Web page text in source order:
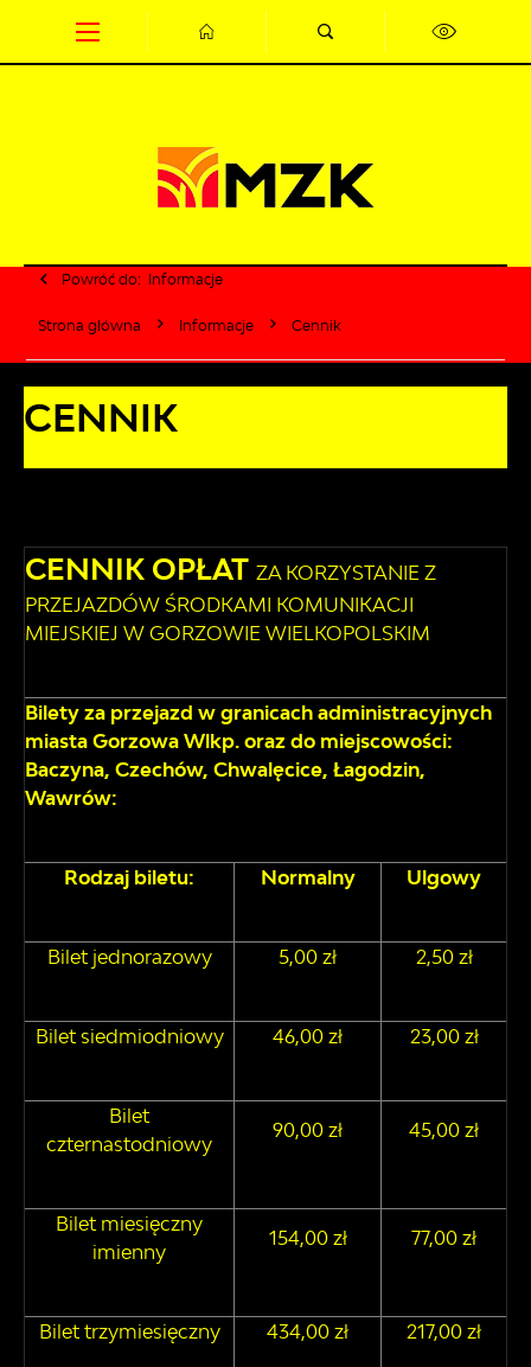
Przejdź do wyszukiwarki.
Przejdź do ustawień wielkości czcionki.
Wyłącz wersję kontrastową strony.
Powróć do: Informacje
Strona główna Informacje Cennik
CENNIK
CENNIK OPŁAT ZA KORZYSTANIE Z
PRZEJAZDÓW ŚRODKAMI KOMUNIKACJI
MIEJSKIEJ W GORZOWIE WIELKOPOLSKIM
Bilety za przejazd w granicach administracyjnych
miasta Gorzowa Wlkp. oraz do miejscowości:
Baczyna, Czechów, Chwalęcice, Łagodzin,
Wawrów:
Rodzaj biletu: Normalny Ulgowy
Bilet jednorazowy 5,00 zł 2,50 zł
Bilet siedmiodniowy 46,00 zł 23,00 zł
Bilet
czternastodniowy
90,00 zł 45,00 zł
Bilet miesięczny
imienny
154,00 zł 77,00 zł
Bilet trzymiesięczny 434,00 zł 217,00 zł